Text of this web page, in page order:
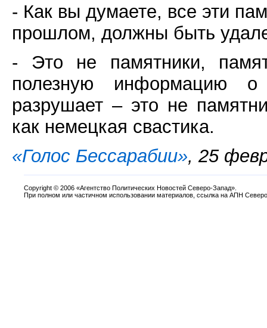
- Как вы думаете, все эти
прошлом, должны быть
- Это не памятники,
полезную информацию о
разрушает – это не
как немецкая свастика.
«Голос Бессарабии», 25
Copyright © 2006 «Агентство Политических Новостей Северо-Запад».
При полном или частичном использовании материалов, ссылка на АПН